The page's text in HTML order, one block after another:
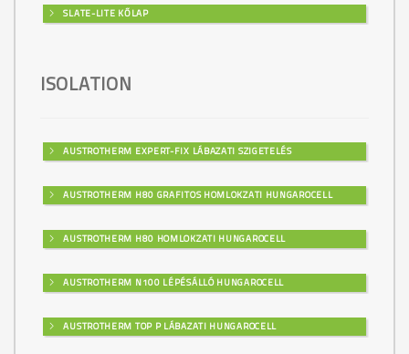
SLATE-LITE KŐLAP
ISOLATION
AUSTROTHERM EXPERT-FIX LÁBAZATI SZIGETELÉS
AUSTROTHERM H80 GRAFITOS HOMLOKZATI HUNGAROCELL
AUSTROTHERM H80 HOMLOKZATI HUNGAROCELL
AUSTROTHERM N100 LÉPÉSÁLLÓ HUNGAROCELL
AUSTROTHERM TOP P LÁBAZATI HUNGAROCELL